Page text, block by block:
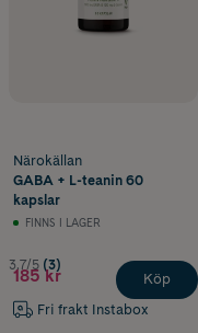
Närokällan
GABA + L-teanin 60
kapslar
FINNS I LAGER
3.7/5 (3)
185 kr
Fri frakt Instabox
Köp